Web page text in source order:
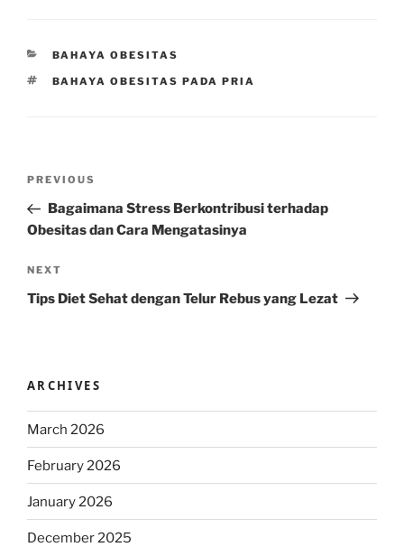
CATEGORIES
BAHAYA OBESITAS
TAGS
BAHAYA OBESITAS PADA PRIA
Previous
Post
PREVIOUS
Bagaimana Stress Berkontribusi terhadap
Obesitas dan Cara Mengatasinya
Next
Post
NEXT
Tips Diet Sehat dengan Telur Rebus yang Lezat
ARCHIVES
March 2026
February 2026
January 2026
December 2025